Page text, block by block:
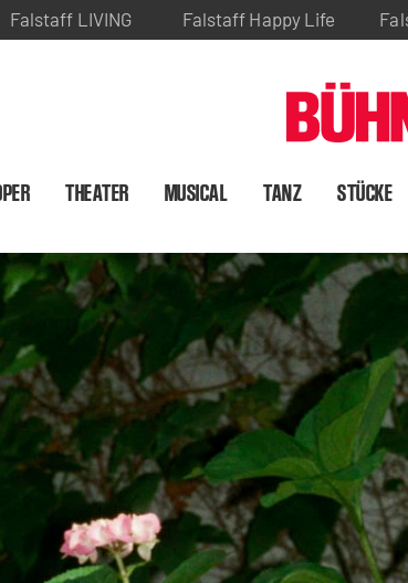
Falstaff LIVING Falstaff Happy Life
THEATER MUSICAL TANZ STÜCKE